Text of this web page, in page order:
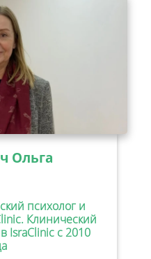
Ольга
психолог и
Клинический
IsraClinic с 2010